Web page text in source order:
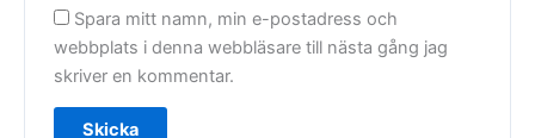
Spara mitt namn, min e-postadress och
webbplats i denna webbläsare till nästa gång jag
skriver en kommentar.